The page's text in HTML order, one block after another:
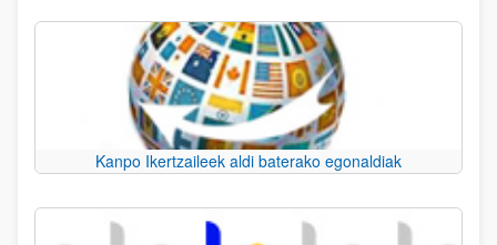
Kanpo Ikertzaileek aldi baterako egonaldiak